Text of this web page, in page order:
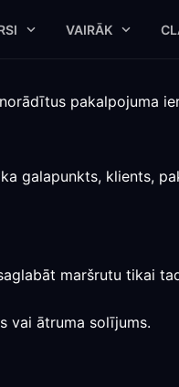
VAIRĀK
pakalpojuma
galapunkts, klients,
maršrutu tikai
vai ātruma solījums.